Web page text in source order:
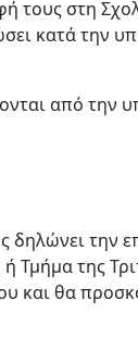
τους στη
κατά την
από την
δηλώνει την
Τμήμα της
και θα